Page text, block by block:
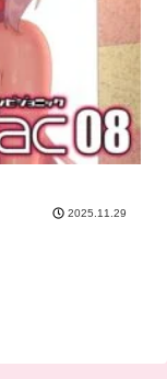
2025.11.29